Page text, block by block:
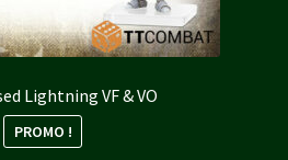
Lightning VF & VO
PROMO !